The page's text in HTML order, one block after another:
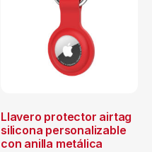
Llavero protector airtag
silicona personalizable
con anilla metálica